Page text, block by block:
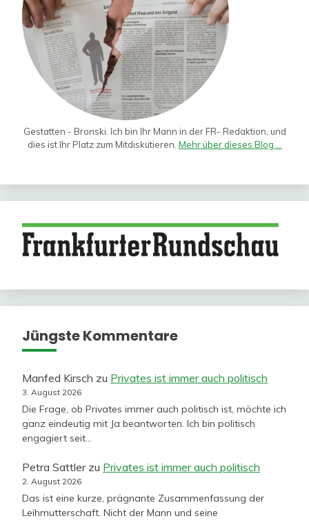
Gestatten - Bronski. Ich bin Ihr Mann in der FR- Redaktion, und
dies ist Ihr Platz zum Mitdiskutieren. Mehr über dieses Blog ...
Jüngste Kommentare
Manfed Kirsch zu Privates ist immer auch politisch
3. August 2026
Die Frage, ob Privates immer auch politisch ist, möchte ich
ganz eindeutig mit Ja beantworten. Ich bin politisch
engagiert seit…
Petra Sattlerzu Privates ist immer auch politisch
2. August 2026
Das ist eine kurze, prägnante Zusammenfassung der
Leihmutterschaft. Nicht der Mann und seine